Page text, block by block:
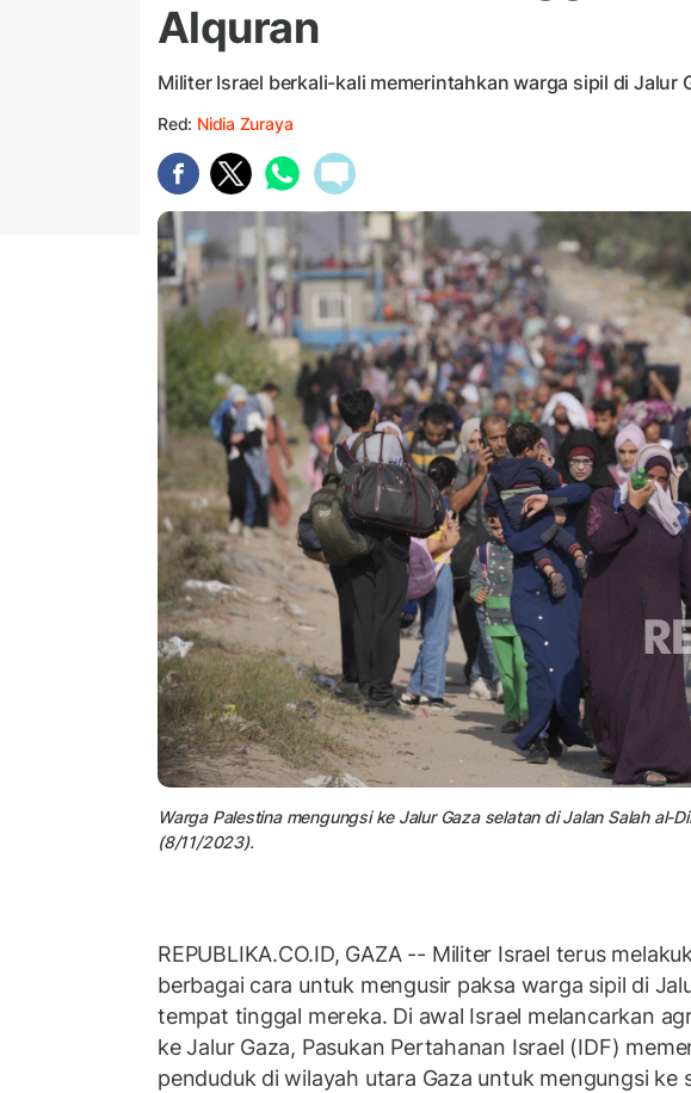
Alquran
Militer Israel berkali-kali memerintahkan warga sipil di Jalur
Red: Nidia Zuraya
Warga Palestina mengungsi ke Jalur Gaza selatan di Jalan Salah al-
(8/11/2023).
REPUBLIKA.CO.ID, GAZA -- Militer Israel terus
berbagai cara untuk mengusir paksa warga sipil di
tempat tinggal mereka. Di awal Israel melancarkan
ke Jalur Gaza, Pasukan Pertahanan Israel (IDF)
penduduk di wilayah utara Gaza untuk mengungsi ke